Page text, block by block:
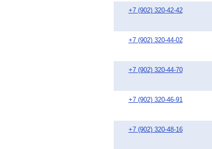
+7 (902) 320-42-42
+7 (902) 320-44-02
+7 (902) 320-44-70
+7 (902) 320-46-91
+7 (902) 320-48-16